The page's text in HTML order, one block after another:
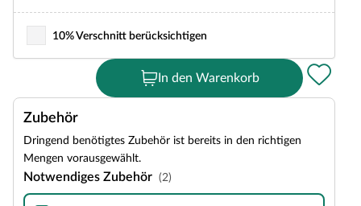
10% Verschnitt berücksichtigen
In den Warenkorb
Zubehör
Dringend benötigtes Zubehör ist bereits in den richtigen
Mengen vorausgewählt.
Notwendiges Zubehör (2)